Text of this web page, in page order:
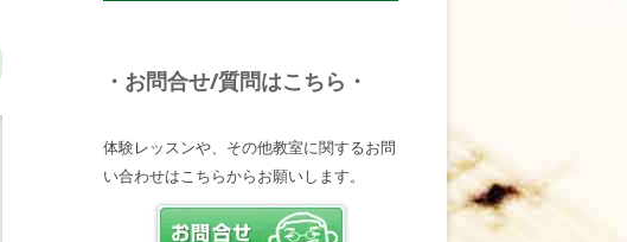
FMキタQ.ラジオパーソナ
知識が豊富で頼りになる
超おすすめしたい人です♪
詳しく見る・・・
・お問合せ/質問はこちら・
体験レッスンや、その他教室に関するお問
い合わせはこちらからお願いします。